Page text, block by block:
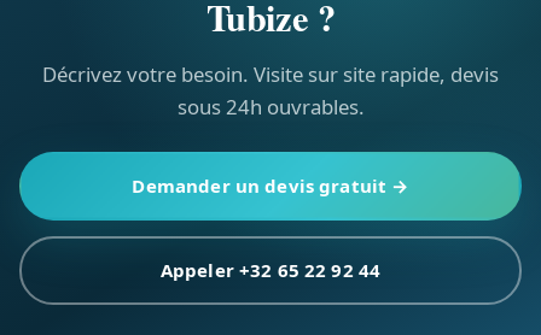
Tubize ?
Décrivez votre besoin. Visite sur site rapide, devis
sous 24h ouvrables.
Demander un devis gratuit →
Appeler +32 65 22 92 44